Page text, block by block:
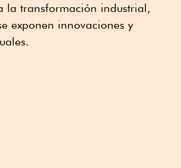
la transformación industrial,
exponen innovaciones y